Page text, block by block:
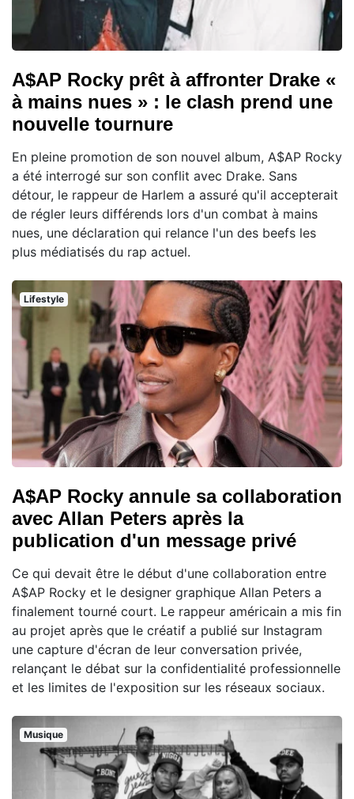
A$AP Rocky prêt à affronter Drake «
à mains nues » : le clash prend une
nouvelle tournure
En pleine promotion de son nouvel album, A$AP Rocky
a été interrogé sur son conflit avec Drake. Sans
détour, le rappeur de Harlem a assuré qu'il accepterait
de régler leurs différends lors d'un combat à mains
nues, une déclaration qui relance l'un des beefs les
plus médiatisés du rap actuel.
Lifestyle
A$AP Rocky annule sa collaboration
avec Allan Peters après la
publication d'un message privé
Ce qui devait être le début d'une collaboration entre
A$AP Rocky et le designer graphique Allan Peters a
finalement tourné court. Le rappeur américain a mis fin
au projet après que le créatif a publié sur Instagram
une capture d'écran de leur conversation privée,
relançant le débat sur la confidentialité professionnelle
et les limites de l'exposition sur les réseaux sociaux.
Musique